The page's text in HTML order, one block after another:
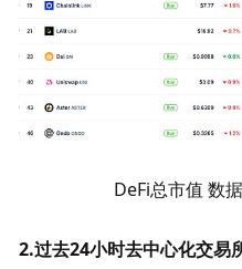
DeFi总市值 数
2.过去24小时去中心化交易